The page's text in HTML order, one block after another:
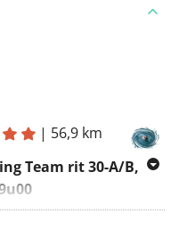
| 56,9 km
Team rit 30-A/B,
- Aalst